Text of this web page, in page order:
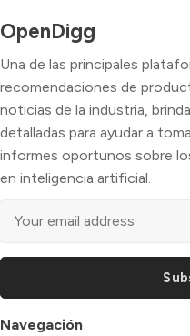
OpenDigg
Una de las principales
recomendaciones de
noticias de la industria,
detalladas para ayudar a
informes oportunos sobre
en inteligencia artificial.
Navegación